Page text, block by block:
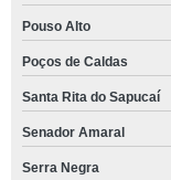
Pouso Alto
Poços de Caldas
Santa Rita do Sapucaí
Senador Amaral
Serra Negra